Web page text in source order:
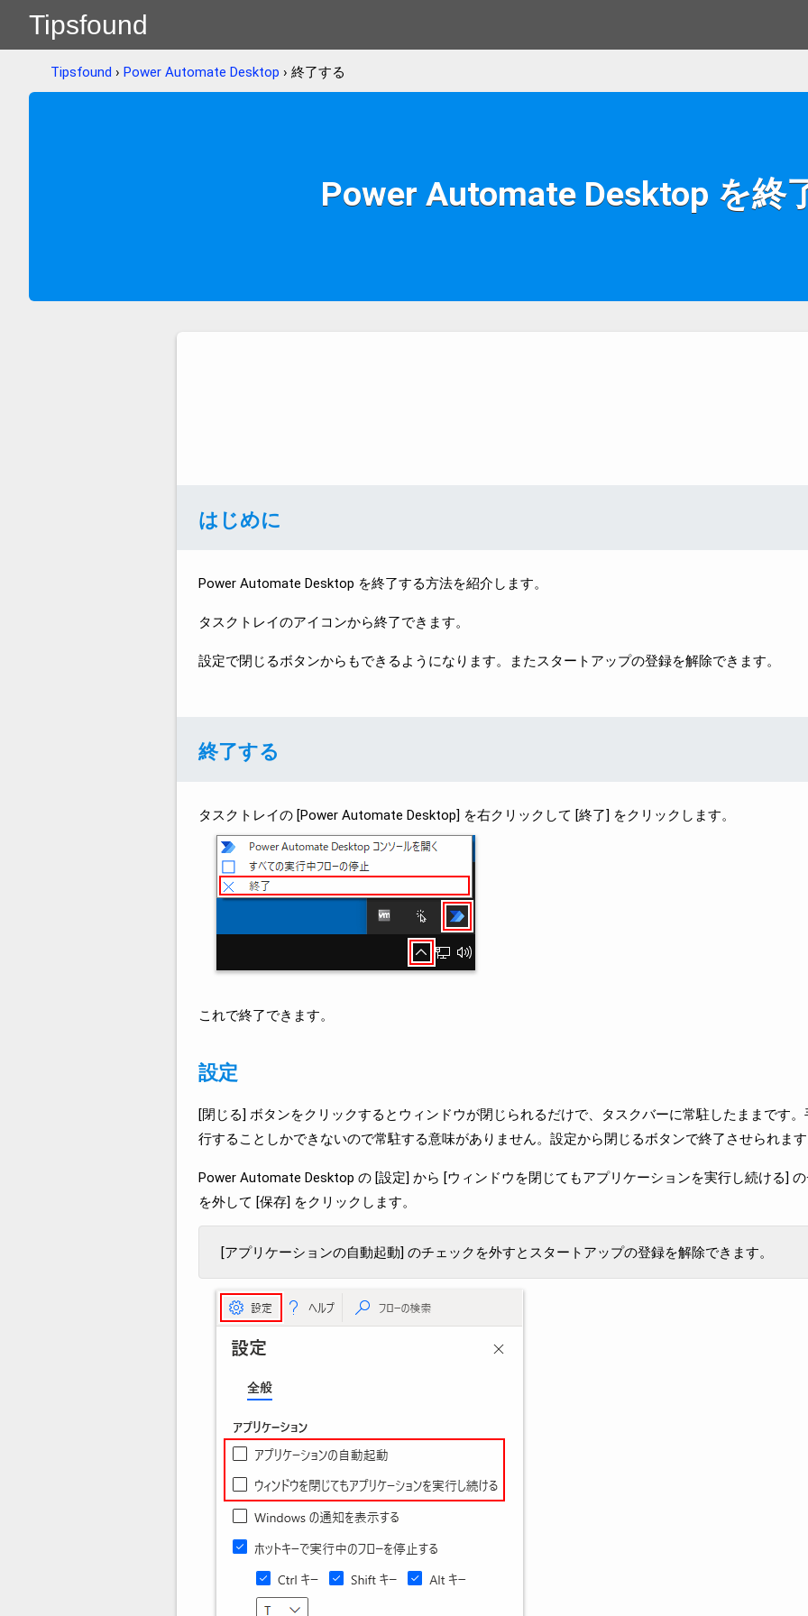
Tipsfound
Tipsfound › Power Automate Desktop › 終了する
Power Automate Desktop を終
はじめに
Power Automate Desktop を終了する方法を紹介します。
タスクトレイのアイコンから終了できます。
設定で閉じるボタンからもできるようになります。またスタートアップの登録を解除できます。
終了する
タスクトレイの [Power Automate Desktop] を右クリックして [終了] をクリックします。
これで終了できます。
設定
[閉じる] ボタンをクリックするとウィンドウが閉じられるだけで、タスクバーに常駐したままです
行することしかできないので常駐する意味がありません。設定から閉じるボタンで終了させられます
Power Automate Desktop の [設定] から [ウィンドウを閉じてもアプリケーションを実行し続ける]
を外して [保存] をクリックします。
[アプリケーションの自動起動] のチェックを外すとスタートアップの登録を解除できます。